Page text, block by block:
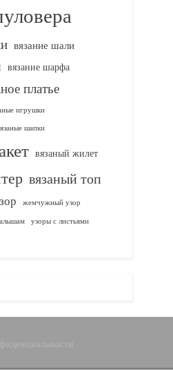
вязание шали
вязание шарфа
платье
игрушки
шапки
вязаный жилет
вязаный топ
жемчужный узор
узоры с листьями